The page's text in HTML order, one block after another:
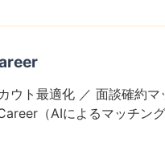
ウト最適化 ／ 面談確約マ
（AIによるマッチン